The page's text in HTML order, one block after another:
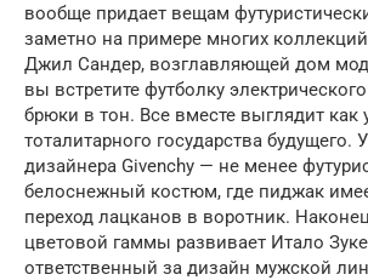
вообще придает вещам
заметно на примере многих
Джил Сандер, возглавляющей дом
вы встретите футболку
брюки в тон. Все вместе выглядит как
тоталитарного государства будущего.
дизайнера Givenchy — не менее
белоснежный костюм, где пиджак
переход лацканов в воротник.
цветовой гаммы развивает Итало
ответственный за дизайн мужской